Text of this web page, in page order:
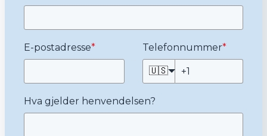
E-postadresse* Telefonnummer*
🇺🇸
Hva gjelder henvendelsen?